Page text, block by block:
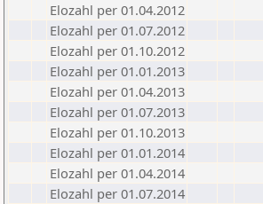
Elozahl per 01.04.2012
Elozahl per 01.07.2012
Elozahl per 01.10.2012
Elozahl per 01.01.2013
Elozahl per 01.04.2013
Elozahl per 01.07.2013
Elozahl per 01.10.2013
Elozahl per 01.01.2014
Elozahl per 01.04.2014
Elozahl per 01.07.2014